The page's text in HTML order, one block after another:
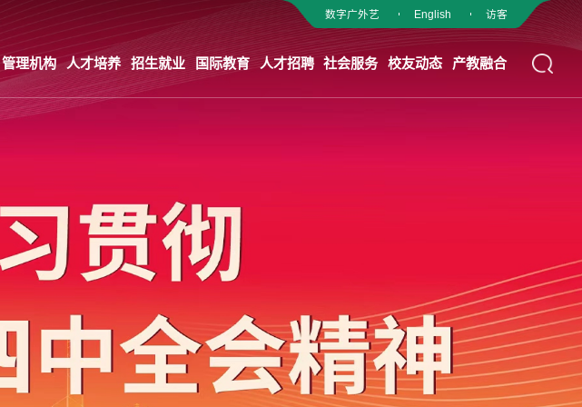
数字广外艺 English 访客
管理机构 人才培养 招生就业 国际教育 人才招聘 社会服务 校友动态 产教融合